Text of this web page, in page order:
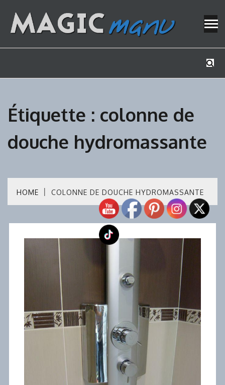
content
Étiquette : colonne de
douche hydromassante
HOME COLONNE DE DOUCHE HYDROMASSANTE